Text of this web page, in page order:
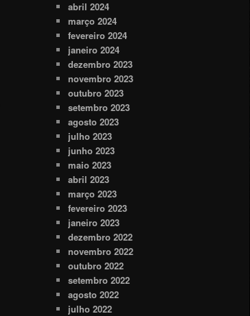
abril 2024
março 2024
fevereiro 2024
janeiro 2024
dezembro 2023
novembro 2023
outubro 2023
setembro 2023
agosto 2023
julho 2023
junho 2023
maio 2023
abril 2023
março 2023
fevereiro 2023
janeiro 2023
dezembro 2022
novembro 2022
outubro 2022
setembro 2022
agosto 2022
julho 2022